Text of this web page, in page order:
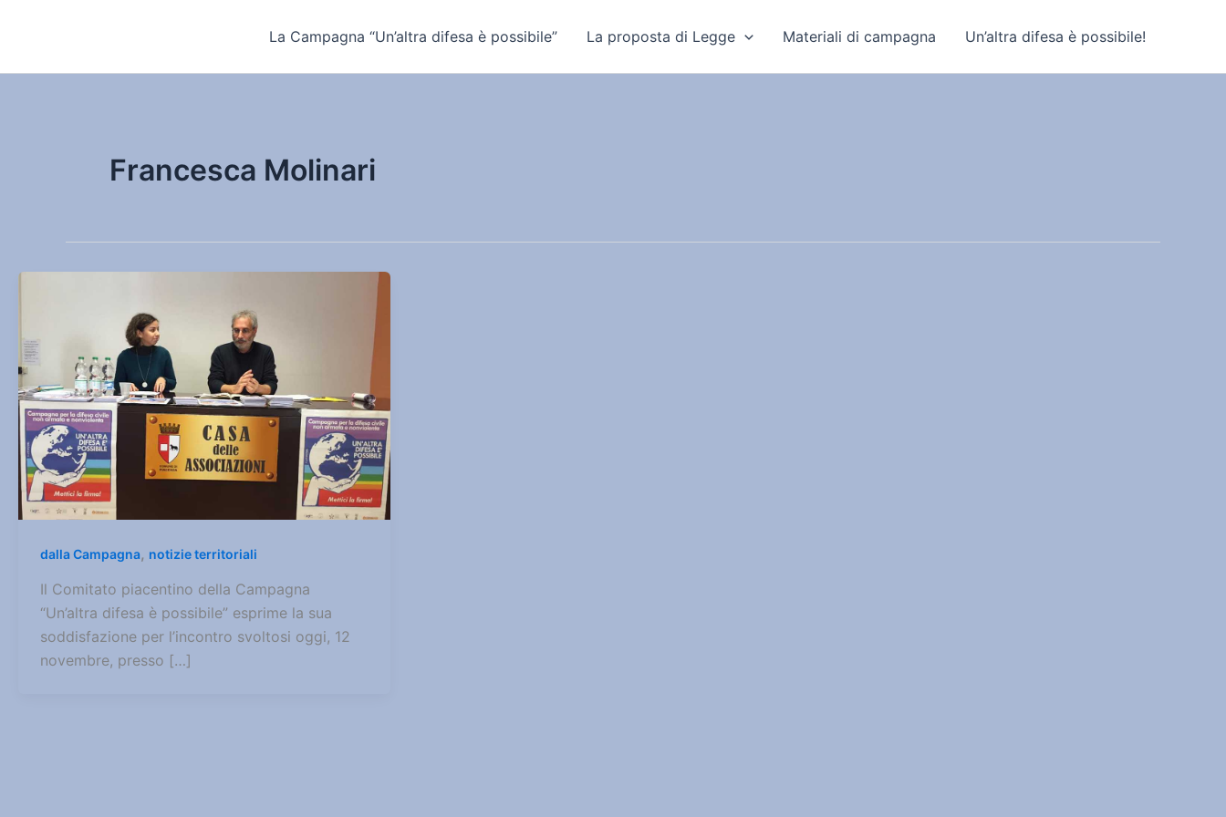
La Campagna “Un’altra difesa è possibile” La proposta di Legge Materiali di campagna Un’altra difesa è possibile!
Francesca Molinari
dalla Campagna, notizie territoriali
Il Comitato piacentino della Campagna
“Un’altra difesa è possibile” esprime la sua
soddisfazione per l’incontro svoltosi oggi, 12
novembre, presso […]